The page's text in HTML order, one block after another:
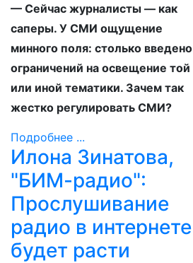
— Сейчас журналисты — как
саперы. У СМИ ощущение
минного поля: столько введено
ограничений на освещение той
или иной тематики. Зачем так
жестко регулировать СМИ?
Подробнее ...
Илона Зинатова,
"БИМ-радио":
Прослушивание
радио в интернете
будет расти